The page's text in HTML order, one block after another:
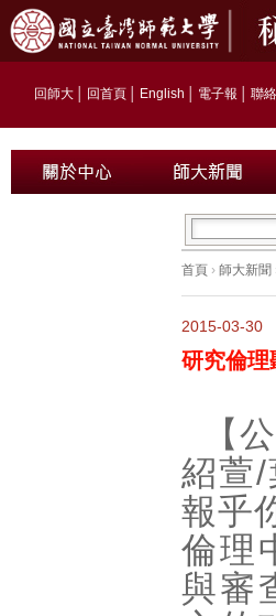
回師大 回首頁 English 電子報 聯
首頁 › 師大新聞
2015-03-30
研究倫
【
紹萱/
報乎
倫理
與審